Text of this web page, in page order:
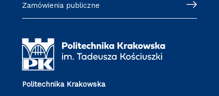
Zamówienia publiczne
Politechnika Krakowska